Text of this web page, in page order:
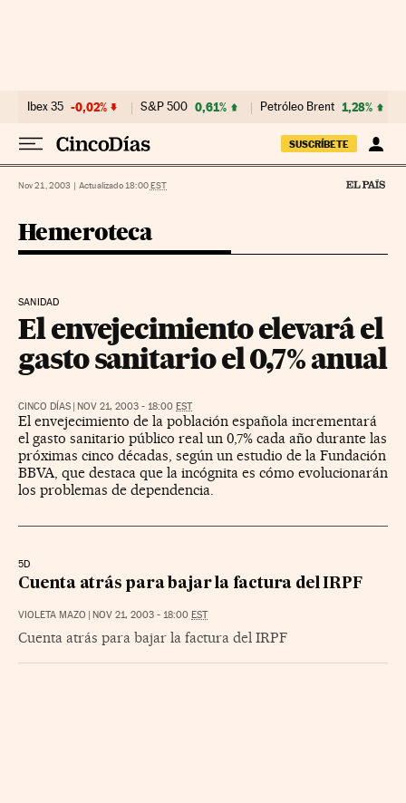
Ibex 35 -0,02% S&P 500 0,61% Petróleo Brent 1,28%
SUSCRÍBETE
Nov 21, 2003 | Actualizado 18:00EST
Hemeroteca
SANIDAD
El envejecimiento elevará el
gasto sanitario el 0,7% anual
CINCO DÍAS | NOV 21, 2003 - 18:00 EST
El envejecimiento de la población española incrementará
el gasto sanitario público real un 0,7% cada año durante las
próximas cinco décadas, según un estudio de la Fundación
BBVA, que destaca que la incógnita es cómo evolucionarán
los problemas de dependencia.
5D
Cuenta atrás para bajar la factura del IRPF
VIOLETA MAZO | NOV 21, 2003 - 18:00 EST
Cuenta atrás para bajar la factura del IRPF